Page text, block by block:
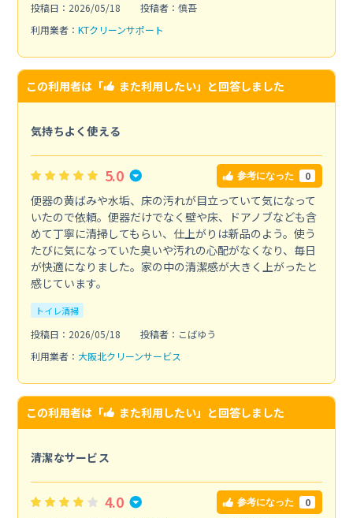
投稿日：2026/05/18
投稿者：慎吾
利用業者： KTクリーンサポート
この利用者は「 また利用したい」と回答しました
気持ちよく使える
5.0 参考になった 0
便器の黄ばみや水垢、床の汚れが目立っていて気になって
いたので依頼。便器だけでなく壁や床、ドアノブなども含
めて丁寧に清掃してもらい、仕上がりは新品のよう。使う
たびに気になっていた臭いや汚れの心配がなくなり、毎日
が快適になりました。家の中の清潔感が大きく上がったと
感じています。
トイレ清掃
投稿日：2026/05/18
投稿者：こばゆう
利用業者： 大阪北クリーンサービス
この利用者は「 また利用したい」と回答しました
清潔なサービス
4.0 参考になった 0